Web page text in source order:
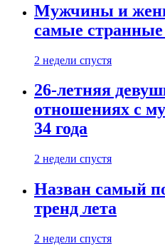
Мужчины и
самые
2 недели спустя
26-летняя
отношениях с
34 года
2 недели спустя
Назван самый
тренд лета
2 недели спустя